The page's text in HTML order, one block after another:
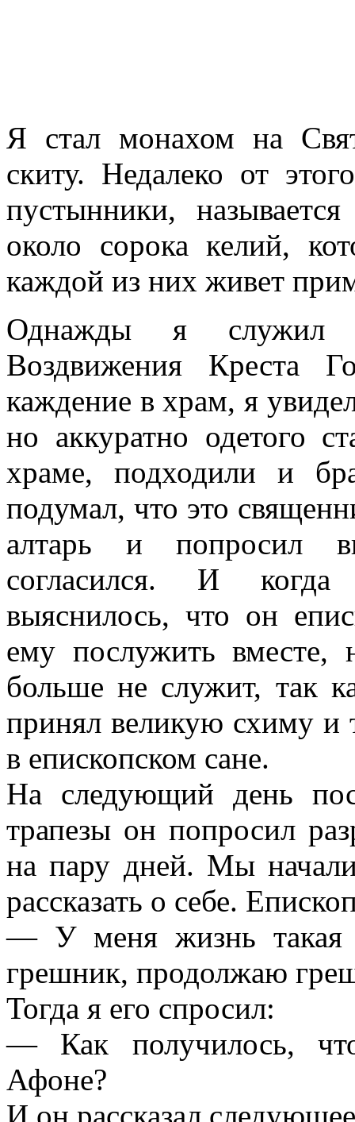
Я стал монахом на
скиту. Недалеко от
пустынники,
около сорока келий,
каждой из них живет
Однажды я служил
Воздвижения Креста
каждение в храм, я
но аккуратно одетого
храме, подходили и
подумал, что это
алтарь и попросил
согласился. И когда
выяснилось, что он
ему послужить вместе,
больше не служит, так
принял великую схиму и
в епископском сане.
На следующий день
трапезы он попросил
на пару дней. Мы
рассказать о себе.
— У меня жизнь такая
грешник, продолжаю
Тогда я его спросил:
— Как получилось,
Афоне?